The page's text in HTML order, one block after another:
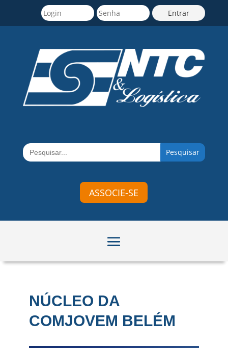
Search
for:
ASSOCIE-SE
NÚCLEO DA
COMJOVEM BELÉM